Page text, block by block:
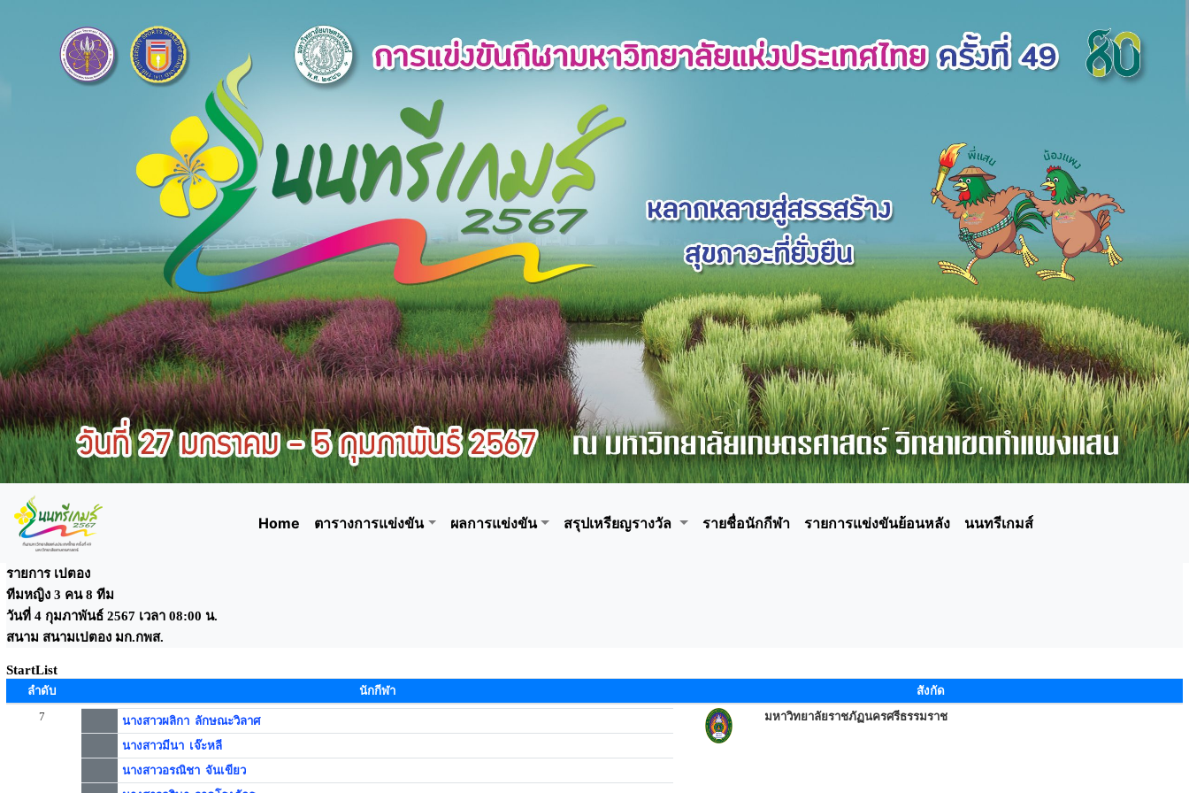
Home ตารางการแข่งขัน ผลการแข่งขัน สรุปเหรียญรางวัล รายชื่อนักกีฬา รายการแข่งขันย้อนหลัง นนทรีเกมส์
รายการ เปตอง
ทีมหญิง 3 คน 8 ทีม
วันที่ 4 กุมภาพันธ์ 2567 เวลา 08:00 น.
สนาม สนามเปตอง มก.กพส.
StartList
ลำดับ นักกีฬา
สังกัด
7
นางสาวผลิกา ลักษณะวิลาศ
นางสาวมีนา เจ๊ะหลี
นางสาวอรณิชา จันเขียว
มหาวิทยาลัยราชภัฏนครศรีธรรมราช